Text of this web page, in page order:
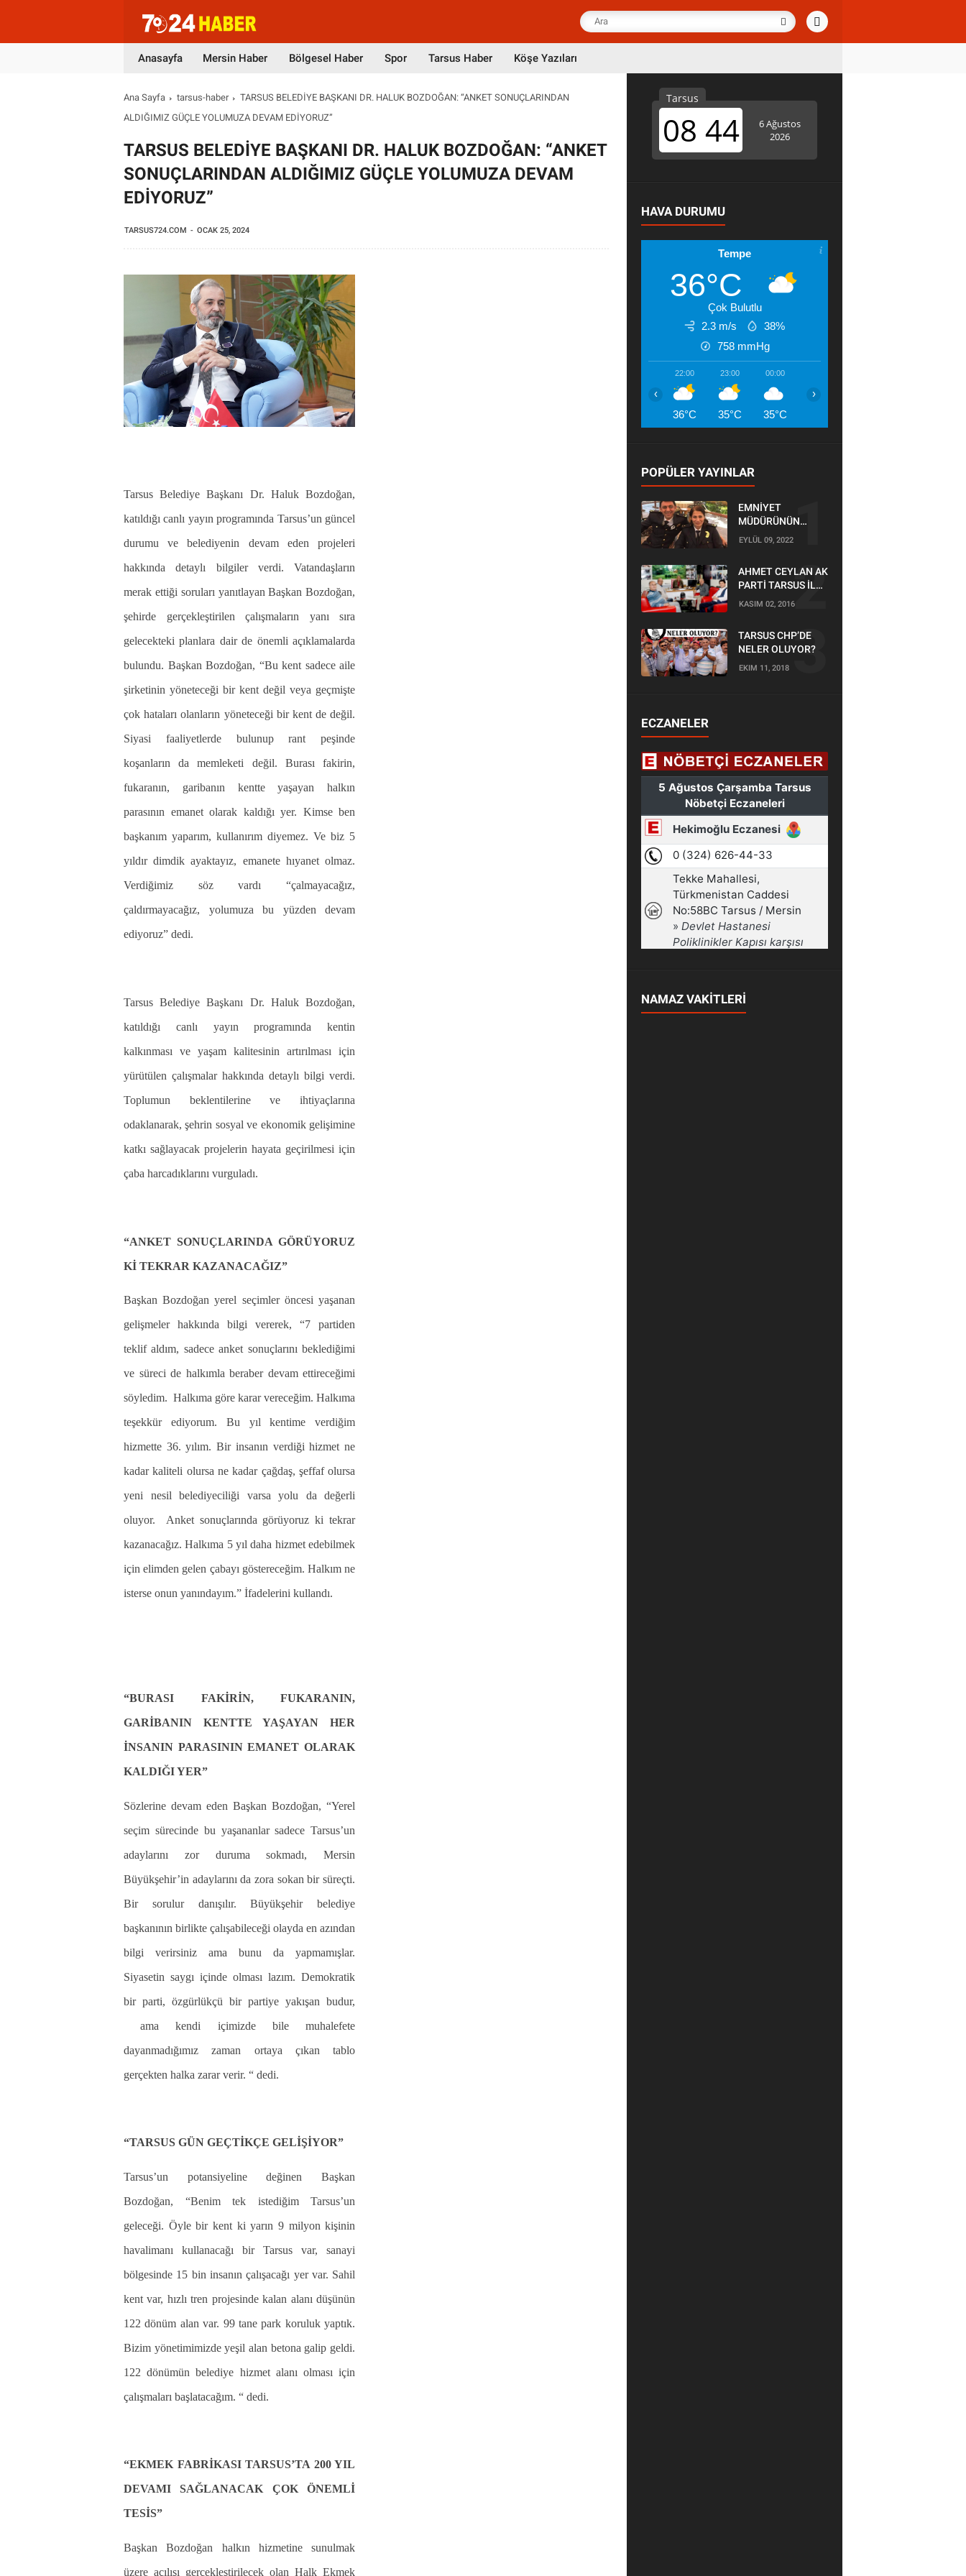
Anasayfa Mersin Haber Bölgesel Haber Spor Tarsus Haber Köşe Yazıları
Ana Sayfa tarsus-haber
TARSUS BELEDİYE BAŞKANI DR. HALUK BOZDOĞAN: “ANKET SONUÇLARINDAN
ALDIĞIMIZ GÜÇLE YOLUMUZA DEVAM EDİYORUZ”
TARSUS BELEDİYE BAŞKANI DR. HALUK BOZDOĞAN: “ANKET
SONUÇLARINDAN ALDIĞIMIZ GÜÇLE YOLUMUZA DEVAM
EDİYORUZ”
TARSUS724.COM OCAK 25, 2024
Tarsus Belediye Başkanı Dr. Haluk Bozdoğan,
katıldığı canlı yayın programında Tarsus’un güncel
durumu ve belediyenin devam eden projeleri
hakkında detaylı bilgiler verdi. Vatandaşların
merak ettiği soruları yanıtlayan Başkan Bozdoğan,
şehirde gerçekleştirilen çalışmaların yanı sıra
gelecekteki planlara dair de önemli açıklamalarda
bulundu. Başkan Bozdoğan, “Bu kent sadece aile
şirketinin yöneteceği bir kent değil veya geçmişte
çok hataları olanların yöneteceği bir kent de değil.
Siyasi faaliyetlerde bulunup rant peşinde
koşanların da memleketi değil. Burası fakirin,
fukaranın, garibanın kentte yaşayan halkın
parasının emanet olarak kaldığı yer. Kimse ben
başkanım yaparım, kullanırım diyemez. Ve biz 5
yıldır dimdik ayaktayız, emanete hıyanet olmaz.
Verdiğimiz söz vardı “çalmayacağız,
çaldırmayacağız, yolumuza bu yüzden devam
ediyoruz” dedi.
Tarsus Belediye Başkanı Dr. Haluk Bozdoğan,
katıldığı canlı yayın programında kentin
kalkınması ve yaşam kalitesinin artırılması için
yürütülen çalışmalar hakkında detaylı bilgi verdi.
Toplumun beklentilerine ve ihtiyaçlarına
odaklanarak, şehrin sosyal ve ekonomik gelişimine
katkı sağlayacak projelerin hayata geçirilmesi için
çaba harcadıklarını vurguladı.
“ANKET SONUÇLARINDA GÖRÜYORUZ
Kİ TEKRAR KAZANACAĞIZ”
Başkan Bozdoğan yerel seçimler öncesi yaşanan
gelişmeler hakkında bilgi vererek, “7 partiden
teklif aldım, sadece anket sonuçlarını beklediğimi
ve süreci de halkımla beraber devam ettireceğimi
söyledim. Halkıma göre karar vereceğim. Halkıma
teşekkür ediyorum. Bu yıl kentime verdiğim
hizmette 36. yılım. Bir insanın verdiği hizmet ne
kadar kaliteli olursa ne kadar çağdaş, şeffaf olursa
yeni nesil belediyeciliği varsa yolu da değerli
oluyor. Anket sonuçlarında görüyoruz ki tekrar
kazanacağız. Halkıma 5 yıl daha hizmet edebilmek
için elimden gelen çabayı göstereceğim. Halkım ne
isterse onun yanındayım.” İfadelerini kullandı.
“BURASI FAKİRİN, FUKARANIN,
GARİBANIN KENTTE YAŞAYAN HER
İNSANIN PARASININ EMANET OLARAK
KALDIĞI YER”
Sözlerine devam eden Başkan Bozdoğan, “Yerel
seçim sürecinde bu yaşananlar sadece Tarsus’un
adaylarını zor duruma sokmadı, Mersin
Büyükşehir’in adaylarını da zora sokan bir süreçti.
Bir sorulur danışılır. Büyükşehir belediye
başkanının birlikte çalışabileceği olayda en azından
bilgi verirsiniz ama bunu da yapmamışlar.
Siyasetin saygı içinde olması lazım. Demokratik
bir parti, özgürlükçü bir partiye yakışan budur,
ama kendi içimizde bile muhalefete
dayanmadığımız zaman ortaya çıkan tablo
gerçekten halka zarar verir. “ dedi.
“TARSUS GÜN GEÇTİKÇE GELİŞİYOR”
Tarsus’un potansiyeline değinen Başkan
Bozdoğan, “Benim tek istediğim Tarsus’un
geleceği. Öyle bir kent ki yarın 9 milyon kişinin
havalimanı kullanacağı bir Tarsus var, sanayi
bölgesinde 15 bin insanın çalışacağı yer var. Sahil
kent var, hızlı tren projesinde kalan alanı düşünün
122 dönüm alan var. 99 tane park koruluk yaptık.
Bizim yönetimimizde yeşil alan betona galip geldi.
122 dönümün belediye hizmet alanı olması için
çalışmaları başlatacağım. “ dedi.
“EKMEK FABRİKASI TARSUS’TA 200 YIL
DEVAMI SAĞLANACAK ÇOK ÖNEMLİ
TESİS”
Başkan Bozdoğan halkın hizmetine sunulmak
üzere açılışı gerçekleştirilecek olan Halk Ekmek
HAVA DURUMU
Tempe
36°C
Çok Bulutlu
2.3 m/s
38%
758 mmHg
22:00
36°C
23:00
35°C
00:00
35°C
‹ ›
POPÜLER YAYINLAR
EMNİYET
MÜDÜRÜNÜN
OĞLU KAZADA
EYLÜL 09, 2022
AHMET CEYLAN AK
PARTİ TARSUS İLÇE
BAŞKANLIĞI İÇİN
KASIM 02, 2016
TARSUS CHP’DE
NELER OLUYOR?
EKIM 11, 2018
ECZANELER
NAMAZ VAKİTLERİ